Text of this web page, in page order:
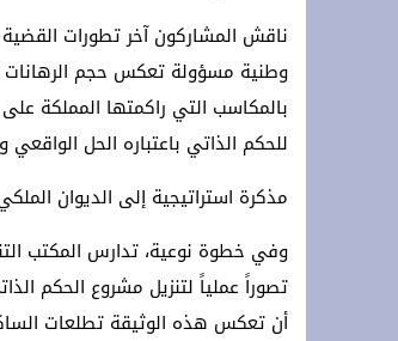
وطنية مسؤولة تعكس حجم
بالمكاسب التي راكمتها المملكة
للحكم الذاتي باعتباره الحل
مذكرة استراتيجية إلى الديوان
وفي خطوة نوعية، تدارس المكتب
تصوراً عملياً لتنزيل مشروع الحكم
أن تعكس هذه الوثيقة تطلعات